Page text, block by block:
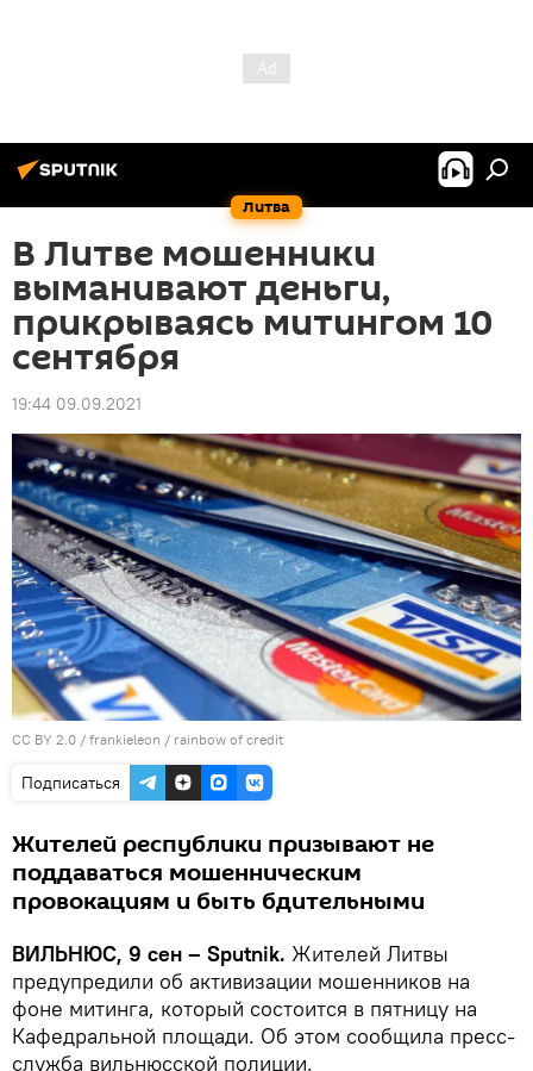
Литва
В Литве мошенники
выманивают деньги,
прикрываясь митингом 10
сентября
19:44 09.09.2021
CC BY 2.0 / frankieleon / rainbow of credit
Подписаться
Жителей республики призывают не
поддаваться мошенническим
провокациям и быть бдительными
ВИЛЬНЮС, 9 сен – Sputnik. Жителей Литвы
предупредили об активизации мошенников на
фоне митинга, который состоится в пятницу на
Кафедральной площади. Об этом сообщила пресс-
служба вильнюсской полиции.